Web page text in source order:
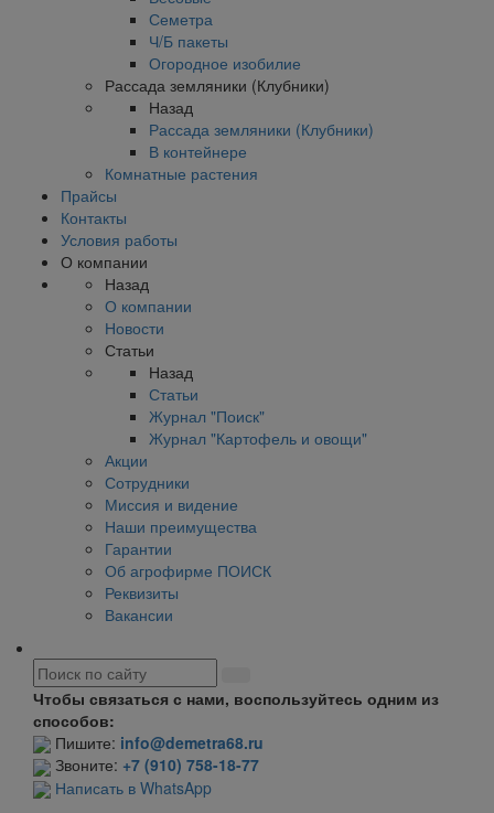
Семетра
Ч/Б пакеты
Огородное изобилие
Рассада земляники (Клубники)
Назад
Рассада земляники (Клубники)
В контейнере
Комнатные растения
Прайсы
Контакты
Условия работы
О компании
Назад
О компании
Новости
Статьи
Назад
Статьи
Журнал "Поиск"
Журнал "Картофель и овощи"
Акции
Сотрудники
Миссия и видение
Наши преимущества
Гарантии
Об агрофирме ПОИСК
Реквизиты
Вакансии
Чтобы связаться с нами, воспользуйтесь одним из
способов:
Пишите: info@demetra68.ru
Звоните: +7 (910) 758-18-77
Написать в WhatsApp